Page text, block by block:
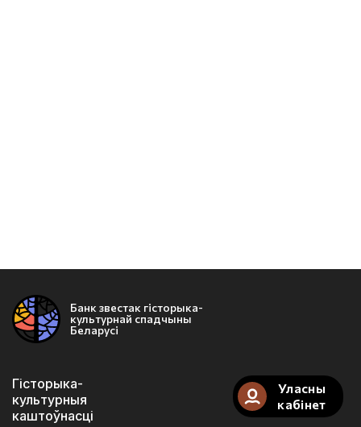
Банк звестак гісторыка-
культурнай спадчыны
Беларусі
Гісторыка-
культурныя
каштоўнасці
Уласны
кабінет